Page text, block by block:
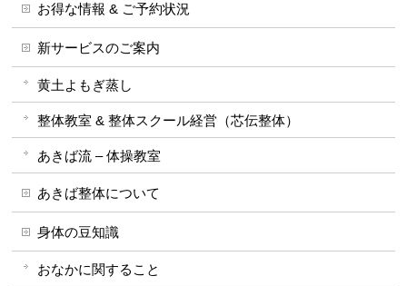
お得な情報 & ご予約状況
新サービスのご案内
黄土よもぎ蒸し
整体教室 & 整体スクール経営（芯伝整体）
あきば流 – 体操教室
あきば整体について
身体の豆知識
おなかに関すること